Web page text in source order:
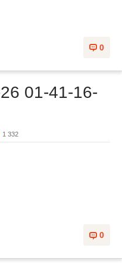
0
01-41-16-
1 332
0